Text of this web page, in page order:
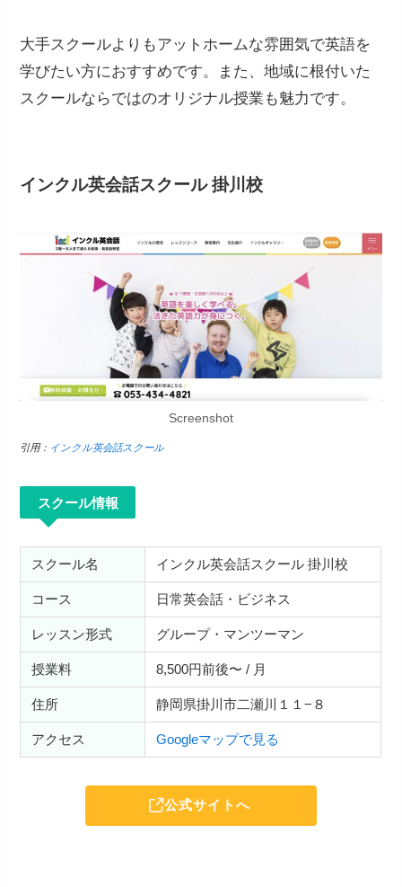
大手スクールよりもアットホームな雰囲気で英語を
学びたい方におすすめです。また、地域に根付いた
スクールならではのオリジナル授業も魅力です。
インクル英会話スクール 掛川校
Screenshot
引用： インクル英会話スクール
スクール情報
スクール名 インクル英会話スクール 掛川校
コース 日常英会話・ビジネス
レッスン形式 グループ・マンツーマン
授業料 8,500円前後〜 / 月
住所 静岡県掛川市二瀬川１１−８
アクセス Googleマップで見る
公式サイトへ